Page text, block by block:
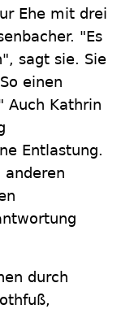
Ehe mit drei
"Es
sagt sie. Sie
einen
Auch Kathrin
Entlastung.
durch